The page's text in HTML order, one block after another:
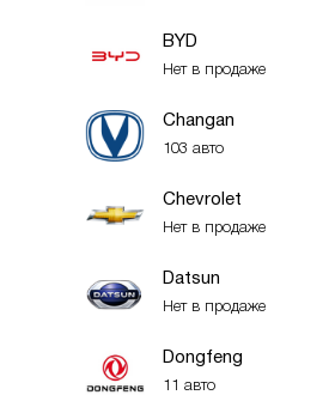
BYD
Нет в продаже
Changan
103 авто
Chevrolet
Нет в продаже
Datsun
Нет в продаже
Dongfeng
11 авто